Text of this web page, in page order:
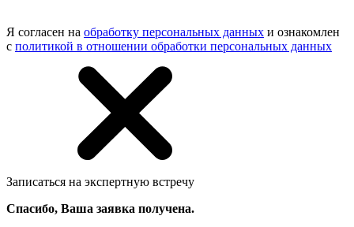
Я согласен на обработку персональных данных и ознакомлен
с политикой в отношении обработки персональных данных
Записаться на экспертную встречу
Спасибо, Ваша заявка получена.